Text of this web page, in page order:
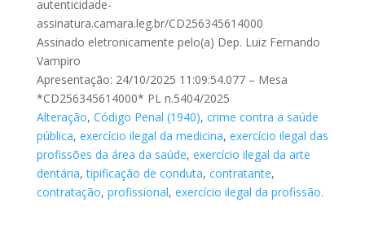
autenticidade-
assinatura.camara.leg.br/CD256345614000
Assinado eletronicamente pelo(a) Dep. Luiz Fernando
Vampiro
Apresentação: 24/10/2025 11:09:54.077 – Mesa
*CD256345614000* PL n.5404/2025
Alteração, Código Penal (1940), crime contra a saúde
pública, exercício ilegal da medicina, exercício ilegal das
profissões da área da saúde, exercício ilegal da arte
dentária,tipificação de conduta, contratante,
contratação, profissional, exercício ilegal da profissão.